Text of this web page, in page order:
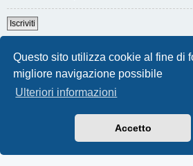
Questo sito utilizza cookie al fine di
migliore navigazione possibile
Ulteriori informazioni
Accetto
Iscriviti
Indice Cancella
Contattaci
Traduzione Italiana